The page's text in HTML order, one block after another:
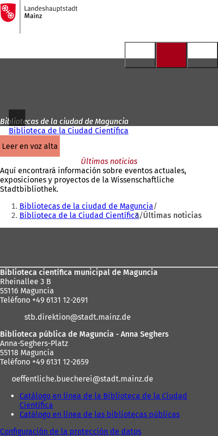
Saltar al contenido
A
la
página
Bibliotecas de la ciudad de Maguncia
Biblioteca de la Ciudad Científica
leer en voz alta
Últimas noticias
Aquí encontrará información sobre eventos actuales,
exposiciones y proyectos de la Wissenschaftliche
Stadtbibliothek.
Estás
aquí:
Bibliotecas de la ciudad de Maguncia
Biblioteca de la Ciudad Científica Últimas noticias
pies
Biblioteca científica municipal de Maguncia
Rheinallee 3 B
55116 Maguncia
Teléfono +49 6131 12-2691
stb.direktion
stadt.mainz de
Biblioteca pública de Maguncia - Anna Seghers
Anna-Seghers-Platz
55118 Maguncia
Teléfono +49 6131 12-2659
oeffentliche.buecherei
stadt.mainz de
Catálogo en línea de la Biblioteca de la Ciudad
Científica
S
a
Catálogo en línea de las bibliotecas públicas
Configuración de la protección de datos